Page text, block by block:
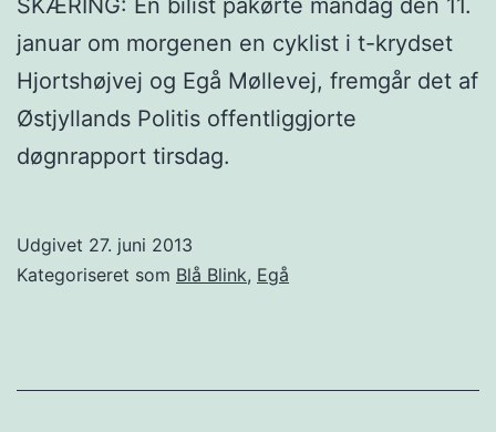
januar om morgenen en cyklist i t-krydset
Hjortshøjvej og Egå Møllevej, fremgår det af
Østjyllands Politis offentliggjorte
døgnrapport tirsdag.
Udgivet 27. juni 2013
Kategoriseret som Blå Blink, Egå